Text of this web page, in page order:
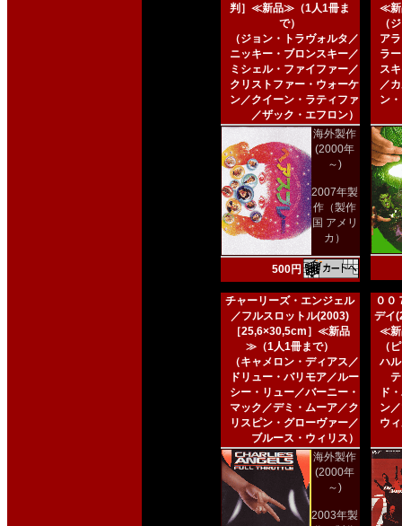
判］≪新品≫（1人1冊ま
で）
（ジョン・トラヴォルタ／
ニッキー・ブロンスキー／
ミシェル・ファイファー／
クリストファー・ウォーケ
ン／クイーン・ラティファ
／ザック・エフロン）
海外製作
(2000年
～)
2007年製
作（製作
国 アメリ
カ）
500円
≪新
（
ア
ラ
ス
／
ン
チャーリーズ・エンジェル
／フルスロットル(2003)
［25,6×30,5cm］≪新品
≫（1人1冊まで）
（キャメロン・ディアス／
ドリュー・バリモア／ルー
シー・リュー／バーニー・
マック／デミ・ムーア／ク
リスピン・グローヴァー／
ブルース・ウィリス）
海外製作
(2000年
～)
2003年製
００
デイ
≪新
（
ハ
ド
ン
ウ